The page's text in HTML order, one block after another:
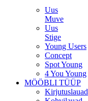
Uus
Muve
Uus
Stige
Young Users
Concept
Spot Young
4 You Young
MÖÖBLI TÜÜP
Kirjutuslauad